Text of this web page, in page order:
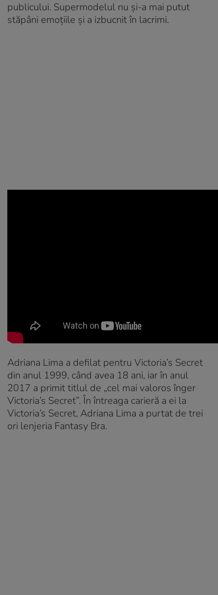
publicului. Supermodelul nu și-a mai putut
stăpâni emoțiile și a izbucnit în lacrimi.
Adriana Lima a defilat pentru Victoria’s Secret
din anul 1999, când avea 18 ani, iar în anul
2017 a primit titlul de „cel mai valoros înger
Victoria’s Secret”. În întreaga carieră a ei la
Victoria’s Secret, Adriana Lima a purtat de trei
ori lenjeria Fantasy Bra.